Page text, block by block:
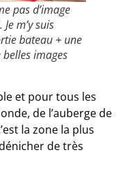
pas d’image
m’y suis
bateau + une
belles images
et pour tous les
de l’auberge de
la zone la plus
de très